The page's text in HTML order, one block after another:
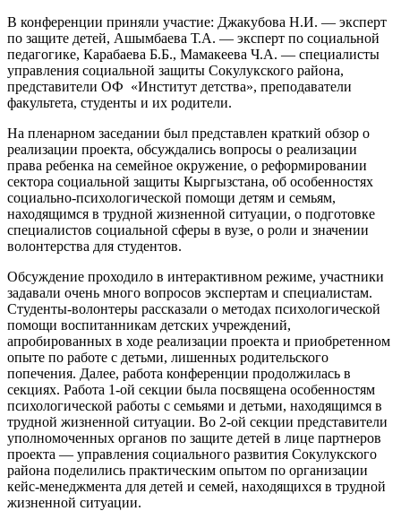
В конференции приняли участие: Джакубова Н.И. — эксперт
по защите детей, Ашымбаева Т.А. — эксперт по социальной
педагогике, Карабаева Б.Б., Мамакеева Ч.А. — специалисты
управления социальной защиты Сокулукского района,
представители ОФ «Институт детства», преподаватели
факультета, студенты и их родители.
На пленарном заседании был представлен краткий обзор о
реализации проекта, обсуждались вопросы о реализации
права ребенка на семейное окружение, о реформировании
сектора социальной защиты Кыргызстана, об особенностях
социально-психологической помощи детям и семьям,
находящимся в трудной жизненной ситуации, о подготовке
специалистов социальной сферы в вузе, о роли и значении
волонтерства для студентов.
Обсуждение проходило в интерактивном режиме, участники
задавали очень много вопросов экспертам и специалистам.
Студенты-волонтеры рассказали о методах психологической
помощи воспитанникам детских учреждений,
апробированных в ходе реализации проекта и приобретенном
опыте по работе с детьми, лишенных родительского
попечения. Далее, работа конференции продолжилась в
секциях. Работа 1-ой секции была посвящена особенностям
психологической работы с семьями и детьми, находящимся в
трудной жизненной ситуации. Во 2-ой секции представители
уполномоченных органов по защите детей в лице партнеров
проекта — управления социального развития Сокулукского
района поделились практическим опытом по организации
кейс-менеджмента для детей и семей, находящихся в трудной
жизненной ситуации.